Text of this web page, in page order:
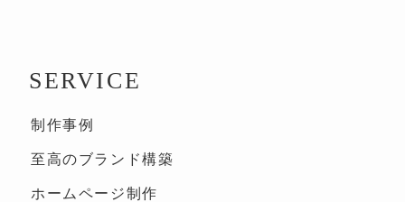
SERVICE
制作事例
至高のブランド構築
ホームページ制作